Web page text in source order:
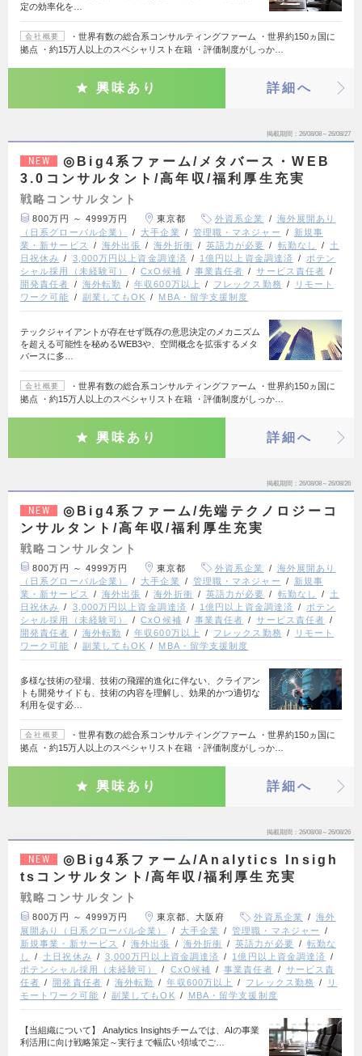
定の効率化を…
会社概要
・世界有数の総合系コンサルティングファーム ・世界約150ヵ国に
拠点 ・約15万人以上のスペシャリスト在籍 ・評価制度がしっか…
興味あり 詳細へ
掲載期間 26/08/08～26/08/27
NEW
◎Big4系ファーム/メタバース・WEB
3.0コンサルタント/高年収/福利厚生充実
戦略コンサルタント
800万円 ～ 4999万円 東京都 外資系企業
海外展開あり
（日系グローバル企業）
大手企業 管理職・マネジャー
新規事
業・新サービス
海外出張 海外折衝 英語力が必要 転勤なし
土
日祝休み
3,000万円以上資金調達済 1億円以上資金調達済
ポテン
シャル採用（未経験可）
CxO候補 事業責任者
サービス責任者
開発責任者
海外転勤 年収600万以上 フレックス勤務
リモート
ワーク可能
副業してもOK MBA・留学支援制度
テックジャイアントが存在せず既存の意思決定のメカニズム
を超える可能性を秘めるWEB3や、空間概念を拡張するメタ
バースに多…
会社概要
・世界有数の総合系コンサルティングファーム ・世界約150ヵ国に
拠点 ・約15万人以上のスペシャリスト在籍 ・評価制度がしっか…
興味あり 詳細へ
掲載期間 26/08/08～26/08/26
NEW
◎Big4系ファーム/先端テクノロジーコ
ンサルタント/高年収/福利厚生充実
戦略コンサルタント
800万円 ～ 4999万円 東京都 外資系企業
海外展開あり
（日系グローバル企業）
大手企業 管理職・マネジャー
新規事
業・新サービス
海外出張 海外折衝 英語力が必要 転勤なし
土
日祝休み
3,000万円以上資金調達済 1億円以上資金調達済
ポテン
シャル採用（未経験可）
CxO候補 事業責任者
サービス責任者
開発責任者
海外転勤 年収600万以上 フレックス勤務
リモート
ワーク可能
副業してもOK MBA・留学支援制度
多様な技術の登場、技術の飛躍的進化に伴ない、クライアン
トも開発サイドも、技術の内容を理解し、効果的かつ適切な
利用を促す必…
会社概要
・世界有数の総合系コンサルティングファーム ・世界約150ヵ国に
拠点 ・約15万人以上のスペシャリスト在籍 ・評価制度がしっか…
興味あり 詳細へ
掲載期間 26/08/08～26/08/26
NEW
◎Big4系ファーム/Analytics Insigh
tsコンサルタント/高年収/福利厚生充実
戦略コンサルタント
800万円 ～ 4999万円 東京都、大阪府 外資系企業
海外
展開あり（日系グローバル企業）
大手企業
管理職・マネジャー
新規事業・新サービス
海外出張 海外折衝 英語力が必要
転勤な
し
土日祝休み 3,000万円以上資金調達済
1億円以上資金調達済
ポテンシャル採用（未経験可）
CxO候補 事業責任者
サービス責
任者
開発責任者 海外転勤 年収600万以上 フレックス勤務
リ
モートワーク可能
副業してもOK MBA・留学支援制度
【当組織について】 Analytics Insightsチームでは、AIの事業
利活用に向け戦略策定～実行まで幅広い領域でご…